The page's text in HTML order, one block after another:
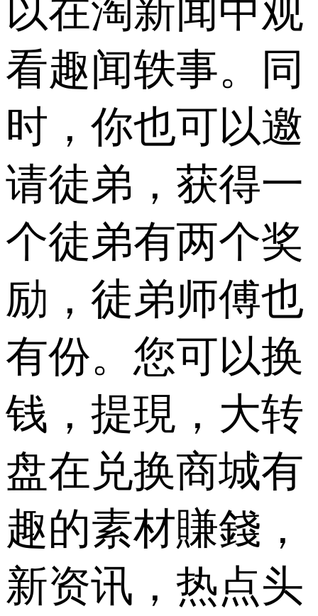
以在淘新闻中观
看趣闻轶事。同
时，你也可以邀
请徒弟，获得一
个徒弟有两个奖
励，徒弟师傅也
有份。您可以换
钱，提現，大转
盘在兑换商城有
趣的素材賺錢，
新资讯，热点头